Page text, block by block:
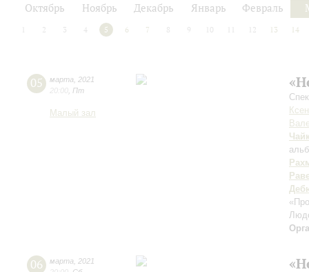
Октябрь Ноябрь Декабрь Январь Февраль
2 3 4 5 6 7 8 9 10 12 13 14
05 марта
2021
20:00 Пт
Малый зал
06 марта
2021